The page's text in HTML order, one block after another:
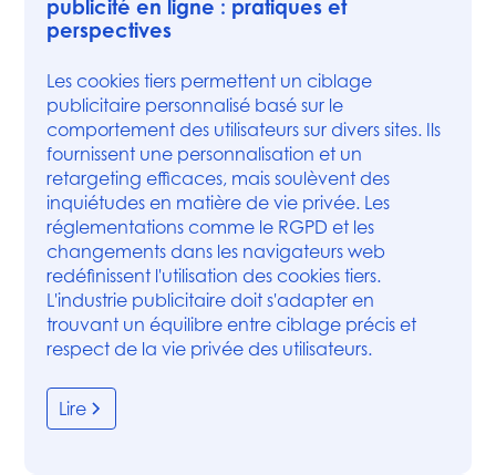
publicité en ligne : pratiques et
perspectives
Les cookies tiers permettent un ciblage
publicitaire personnalisé basé sur le
comportement des utilisateurs sur divers sites. Ils
fournissent une personnalisation et un
retargeting efficaces, mais soulèvent des
inquiétudes en matière de vie privée. Les
réglementations comme le RGPD et les
changements dans les navigateurs web
redéfinissent l'utilisation des cookies tiers.
L'industrie publicitaire doit s'adapter en
trouvant un équilibre entre ciblage précis et
respect de la vie privée des utilisateurs.
Lire